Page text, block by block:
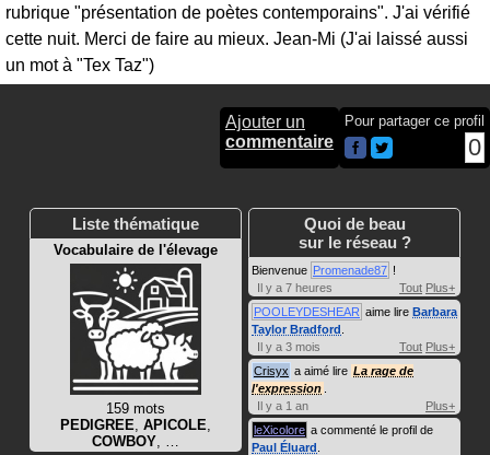
rubrique "présentation de poètes contemporains". J'ai vérifié
cette nuit. Merci de faire au mieux. Jean-Mi (J'ai laissé aussi
un mot à "Tex Taz")
Ajouter un
commentaire
Pour partager ce profil
0
Liste thématique
Vocabulaire de l'élevage
159 mots
PEDIGREE APICOLE
COWBOY
Quoi de beau
sur le réseau ?
Bienvenue Promenade87 !
Il y a 7 heures
Tout Plus+
POOLEYDESHEAR aime lire Barbara
Taylor Bradford
Il y a 3 mois
Tout Plus+
Crisyx a aimé lire La rage de
l'expression
Il y a 1 an
Plus+
leXicolore a commenté le profil de
Paul Éluard